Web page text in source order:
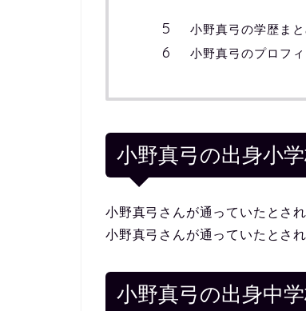
小野真弓の学歴ま
小野真弓のプロフ
小野真弓の出身小
小野真弓さんが通っていたとさ
小野真弓さんが通っていたとさ
小野真弓の出身中